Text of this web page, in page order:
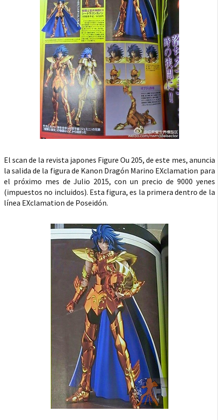
El scan de la revista japones Figure Ou 205, de este mes, anuncia
la salida de la figura de Kanon Dragón Marino EXclamation para
el próximo mes de Julio 2015, con un precio de 9000 yenes
(impuestos no incluidos). Esta figura, es la primera dentro de la
línea EXclamation de Poseidón.